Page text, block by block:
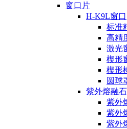
窗口片
H-K9L窗口
标准
高精
激光
楔形
楔形
圆球
紫外熔融
紫外
紫外
紫外